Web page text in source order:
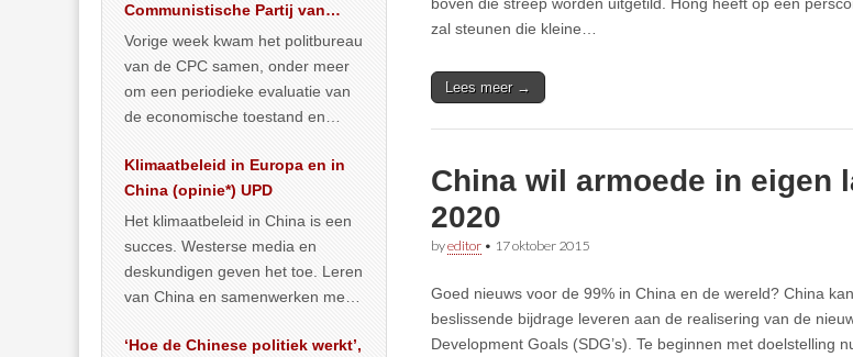
zal steunen die kleine…
Lees meer →
China wil armoede in eigen
2020
byeditor • 17 oktober 2015
Goed nieuws voor de 99% in China en de wereld? China
beslissende bijdrage leveren aan de realisering van de
Development Goals (SDG’s). Te beginnen met doelstelling
Communistische Partij van
China de economische
situatie?
Vorige week kwam het politbureau
van de CPC samen, onder meer
om een periodieke evaluatie van
de economische toestand en
publiceerden… >> lees meer
Klimaatbeleid in Europa en in
China (opinie*) UPD
Het klimaatbeleid in China is een
succes. Westerse media en
deskundigen geven het toe. Leren
van China en samenwerken met
… >> lees meer
‘Hoe de Chinese politiek werkt’,